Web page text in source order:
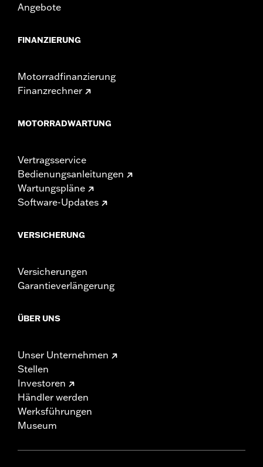
Angebote
FINANZIERUNG
Motorradfinanzierung
Finanzrechner
MOTORRADWARTUNG
Vertragsservice
Bedienungsanleitungen
Wartungspläne
Software-Updates
VERSICHERUNG
Versicherungen
Garantieverlängerung
ÜBER UNS
Unser Unternehmen
Stellen
Investoren
Händler werden
Werksführungen
Museum